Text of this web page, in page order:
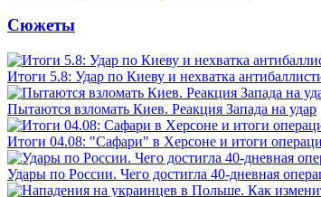
Сюжеты
Итоги 5.8: Удар по Киеву и нехватка
Пытаются взломать Киев. Реакция Запада на удар
Итоги 04.08: "Сафари" в Херсоне и итоги
Удары по России. Чего достигла 40-дневная